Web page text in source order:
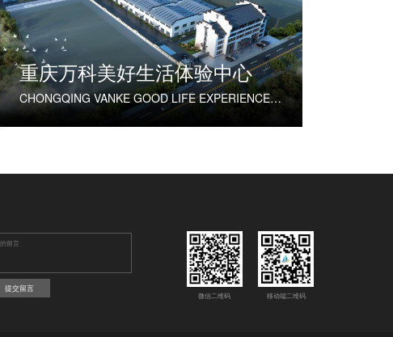
重庆万科美好生活体验中心
CHONGQING VANKE GOOD LIFE EXPERIENCE CENTER
提交留言
微信二维码 移动端二维码